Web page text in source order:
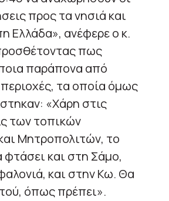
προς τα νησιά και
Ελλάδα», ανέφερε ο κ.
πως
παράπονα από
τα οποία όμως
«Χάρη στις
των τοπικών
Μητροπολιτών, το
και στη Σάμο,
και στην Κω. Θα
όπως πρέπει».